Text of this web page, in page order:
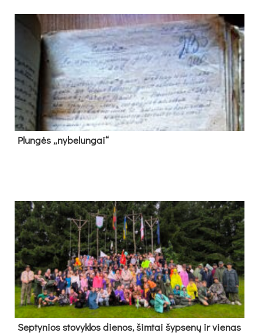
Plun­gės „ny­be­lun­gai“
Sep­ty­nios sto­vyk­los die­nos, šim­tai šyp­se­nų ir vie­nas